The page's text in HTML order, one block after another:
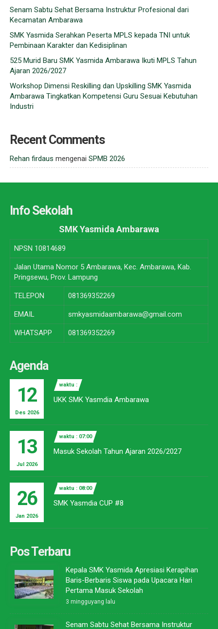
Senam Sabtu Sehat Bersama Instruktur Profesional dari
Kecamatan Ambarawa
SMK Yasmida Serahkan Peserta MPLS kepada TNI untuk
Pembinaan Karakter dan Kedisiplinan
525 Murid Baru SMK Yasmida Ambarawa Ikuti MPLS Tahun
Ajaran 2026/2027
Workshop Dimensi Reskilling dan Upskilling SMK Yasmida
Ambarawa Tingkatkan Kompetensi Guru Sesuai Kebutuhan
Industri
Recent Comments
Rehan firdaus mengenai SPMB 2026
Info Sekolah
SMK Yasmida Ambarawa
NPSN 10814689
Jalan Utama Nomor 5 Ambarawa, Kec. Ambarawa, Kab.
Pringsewu, Prov. Lampung
TELEPON 081369352269
EMAIL smkyasmidaambarawa@gmail.com
WHATSAPP 081369352269
Agenda
12
Des 2026
waktu :
UKK SMK Yasmdia Ambarawa
13
Jul 2026
waktu : 07:00
Masuk Sekolah Tahun Ajaran 2026/2027
26
Jan 2026
waktu : 08:00
SMK Yasmdia CUP #8
Pos Terbaru
Kepala SMK Yasmida Apresiasi Kerapihan
Baris-Berbaris Siswa pada Upacara Hari
Pertama Masuk Sekolah
3 mingguyang lalu
Senam Sabtu Sehat Bersama Instruktur